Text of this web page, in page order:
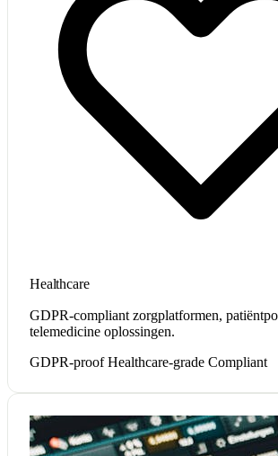
Healthcare
GDPR-compliant zorgplatformen,
telemedicine oplossingen.
GDPR-proof Healthcare-grade Compliant